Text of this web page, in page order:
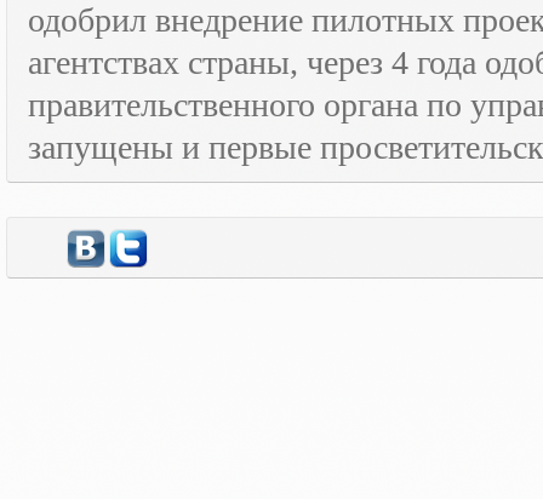
одобрил внедрение пилотных
агентствах страны, через 4 года
правительственного органа по
запущены и первые